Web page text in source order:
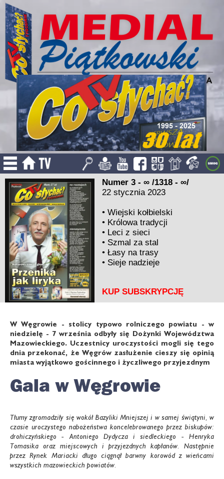
Numer 3 - ∞ /1318 - ∞/
22 stycznia 2023
•Wiejski kołbielski
• Królowa tradycji
• Leci z sieci
• Szmal za stal
•Łasy na trasy
• Sieje nadzieje
KUP SUBSKRYPCJĘ
W Węgrowie - stolicy typowo rolniczego powiatu - w
niedzielę - 7 września odbyły się Dożynki Województwa
Mazowieckiego. Uczestnicy uroczystości mogli się tego
dnia przekonać, że Węgrów zasłużenie cieszy się opinią
miasta wyjątkowo gościnnego i życzliwego przyjezdnym
Gala w Węgrowie
Tłumy zgromadziły się wokół Bazyliki Mniejszej i w samej świątyni, w
czasie uroczystego nabożeństwa koncelebrowanego przez biskupów:
drohiczyńskiego - Antoniego Dydycza i siedleckiego - Henryka
Tomasika oraz miejscowych i przyjezdnych kapłanów. Następnie
przez Rynek Mariacki długo ciągnął barwny korowód z wieńcami
wszystkich mazowieckich powiatów.